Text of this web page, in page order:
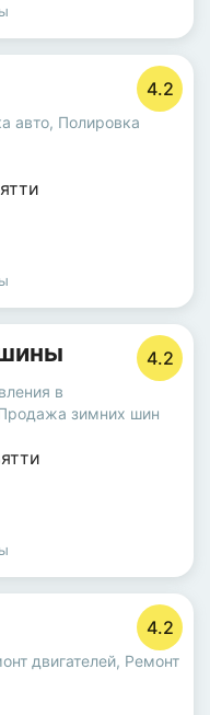
4.2
авто, Полировка
4.2
в
зимних шин
4.2
двигателей, Ремонт